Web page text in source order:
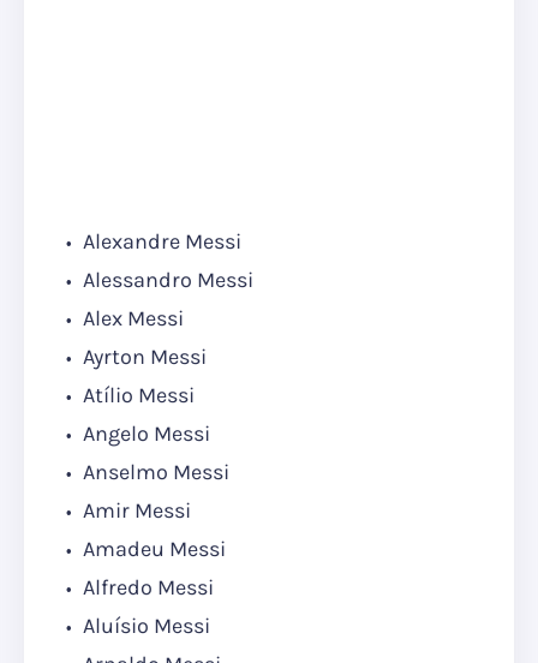
Alexandre Messi
Alessandro Messi
Alex Messi
Ayrton Messi
Atílio Messi
Angelo Messi
Anselmo Messi
Amir Messi
Amadeu Messi
Alfredo Messi
Aluísio Messi